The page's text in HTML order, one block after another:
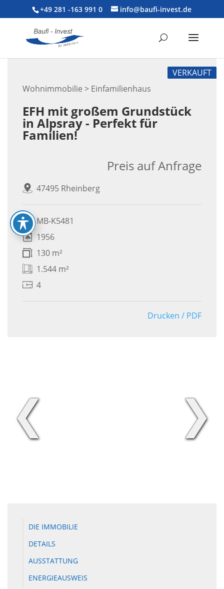
+49 281 -163 991 0 info@baufi-invest.de
Wohnimmobilie > Einfamilienhaus
VERKAUFT
EFH mit großem Grundstück
in Alpsray - Perfekt für
Familien!
47495 Rheinberg
Preis auf Anfrage
MB-K5481
1956
130 m²
1.544 m²
4
Drucken / PDF
❮ ❯
DIE IMMOBILIE
DETAILS
AUSSTATTUNG
ENERGIEAUSWEIS